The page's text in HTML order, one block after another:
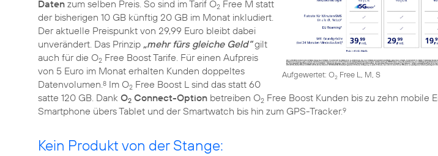
Aufgewertet: O2Free L, M, S
Daten zum selben Preis. So sind im Tarif O2 Free M statt
der bisherigen 10 GB künftig 20 GB im Monat inkludiert.
Der aktuelle Preispunkt von 29,99 Euro bleibt dabei
unverändert. Das Prinzip „mehr fürs gleiche Geld“gilt
auch für die O2 Free Boost Tarife. Für einen Aufpreis
von 5 Euro im Monat erhalten Kunden doppeltes
Datenvolumen. 8 Im O2 Free Boost L sind das statt 60
satte 120 GB. Dank O2 Connect-Option betreiben O2 Free Boost Kunden bis zu zehn mobile
Smartphone übers Tablet und der Smartwatch bis hin zum GPS-Tracker.9
Kein Produkt von der Stange: